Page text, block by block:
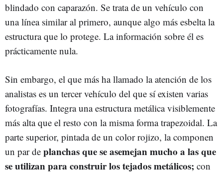
blindado con caparazón. Se trata de un vehículo con
una línea similar al primero, aunque algo más esbelta la
estructura que lo protege. La información sobre él es
prácticamente nula.
Sin embargo, el que más ha llamado la atención de los
analistas es un tercer vehículo del que sí existen varias
fotografías. Integra una estructura metálica visiblemente
más alta que el resto con la misma forma trapezoidal. La
parte superior, pintada de un color rojizo, la componen
un par de planchas que se asemejan mucho a las que
se utilizan para construir los tejados metálicos; con